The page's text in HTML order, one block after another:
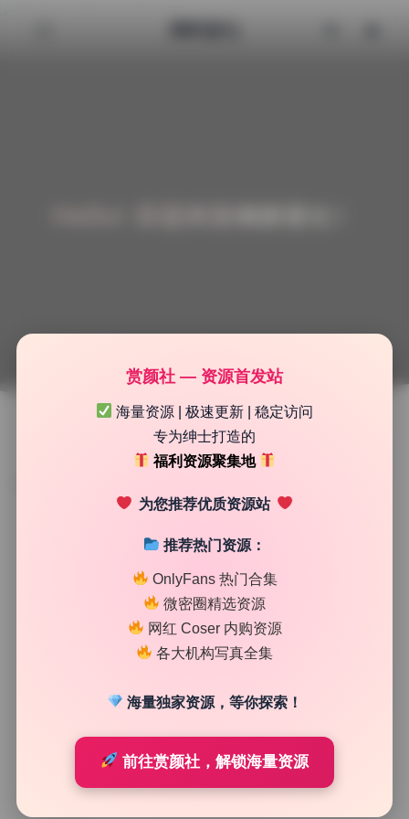
COS美图精选
秋和柯基夏小秋秋秋125期138.2G 全套写真 原档珍藏版
赏颜社 — 资源首发站
海量资源 | 极速更新 | 稳定访问
专为绅士打造的
福利资源聚集地
为您推荐优质资源站
推荐热门资源：
OnlyFans 热门合集
微密圈精选资源
网红 Coser 内购资源
各大机构写真全集
海量独家资源，等你探索！
前往赏颜社，解锁海量资源